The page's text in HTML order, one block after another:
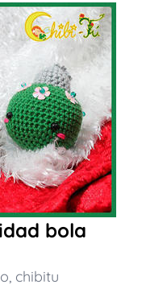
bola
, chibitu